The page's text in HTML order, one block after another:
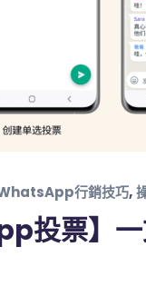
行銷技巧,
投票】